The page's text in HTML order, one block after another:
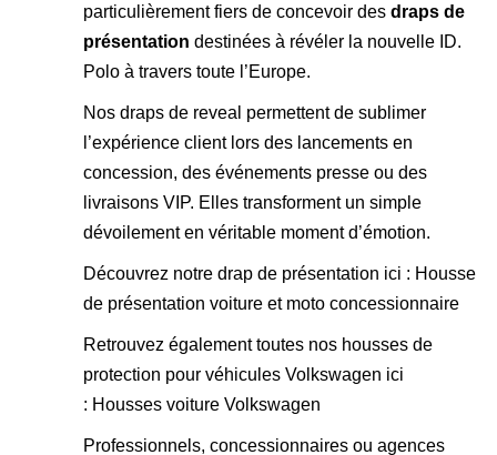
particulièrement fiers de concevoir des draps de
présentation destinées à révéler la nouvelle ID.
Polo à travers toute l’Europe.
Nos draps de reveal permettent de sublimer
l’expérience client lors des lancements en
concession, des événements presse ou des
livraisons VIP. Elles transforment un simple
dévoilement en véritable moment d’émotion.
Découvrez notre drap de présentation ici : Housse
de présentation voiture et moto concessionnaire
Retrouvez également toutes nos housses de
protection pour véhicules Volkswagen ici
: Housses voiture Volkswagen
Professionnels, concessionnaires ou agences